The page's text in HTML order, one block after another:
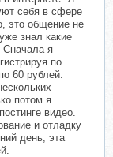
себя в сфере
это общение не
знал какие
Сначала я
по
60 рублей.
потом я
видео.
и отладку
день, эта